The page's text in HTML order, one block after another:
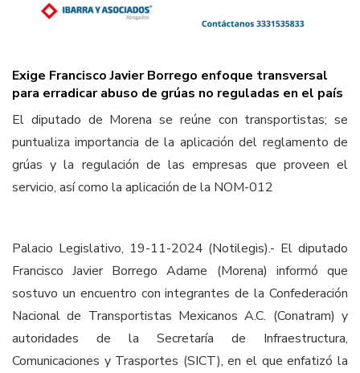
Exige Francisco Javier Borrego enfoque transversal
para erradicar abuso de grúas no reguladas en el país
El diputado de Morena se reúne con transportistas; se
puntualiza importancia de la aplicación del reglamento de
grúas y la regulación de las empresas que proveen el
servicio, así como la aplicación de la NOM-012
Palacio Legislativo, 19-11-2024 (Notilegis).- El diputado
Francisco Javier Borrego Adame (Morena) informó que
sostuvo un encuentro con integrantes de la Confederación
Nacional de Transportistas Mexicanos A.C. (Conatram) y
autoridades de la Secretaría de Infraestructura,
Comunicaciones y Trasportes (SICT), en el que enfatizó la